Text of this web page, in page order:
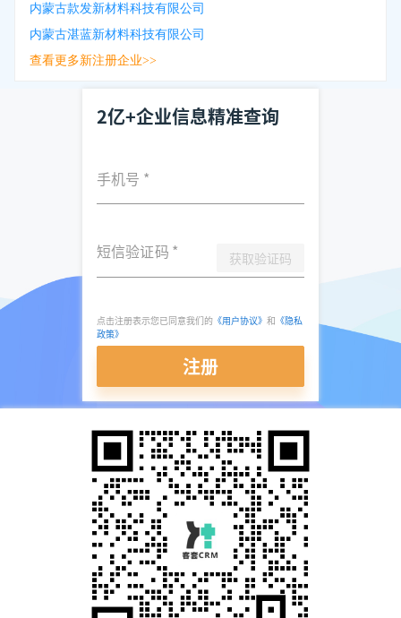
内蒙古款发新材料科技有限公司
内蒙古湛蓝新材料科技有限公司
查看更多新注册企业>>
2亿+企业信息精准查询
手机号 *
短信验证码 * 获取验证码
点击注册表示您已同意我们的 《用户协议》 和 《隐私
政策》
注册